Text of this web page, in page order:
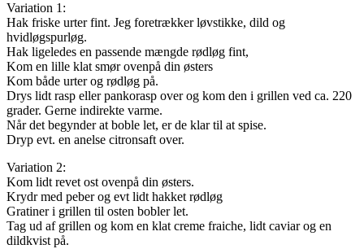
Variation 1:
Hak friske urter fint. Jeg foretrækker løvstikke, dild og
hvidløgspurløg.
Hak ligeledes en passende mængde rødløg fint,
Kom en lille klat smør ovenpå din østers
Kom både urter og rødløg på.
Drys lidt rasp eller pankorasp over og kom den i grillen ved ca. 220
grader. Gerne indirekte varme.
Når det begynder at boble let, er de klar til at spise.
Dryp evt. en anelse citronsaft over.
Variation 2:
Kom lidt revet ost ovenpå din østers.
Krydr med peber og evt lidt hakket rødløg
Gratiner i grillen til osten bobler let.
Tag ud af grillen og kom en klat creme fraiche, lidt caviar og en
dildkvist på.